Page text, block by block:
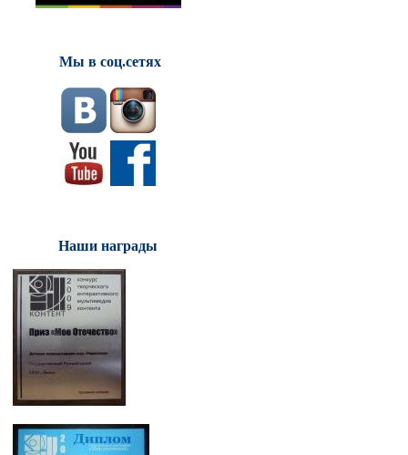
Мы в соц.сетях
Наши награды